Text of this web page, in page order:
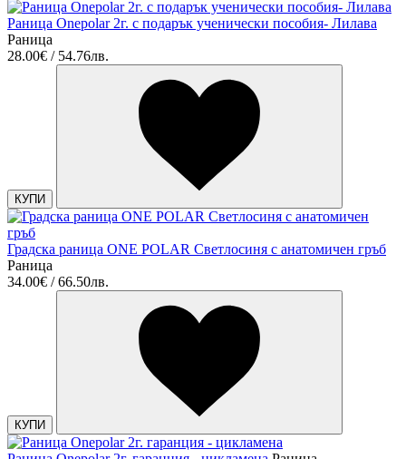
Раница Onepolar 2г. с подарък ученически пособия- Лилава
Раница
28.00€ / 54.76лв.
КУПИ
Градска раница ONE POLAR Светлосиня с анатомичен гръб
Раница
34.00€ / 66.50лв.
КУПИ